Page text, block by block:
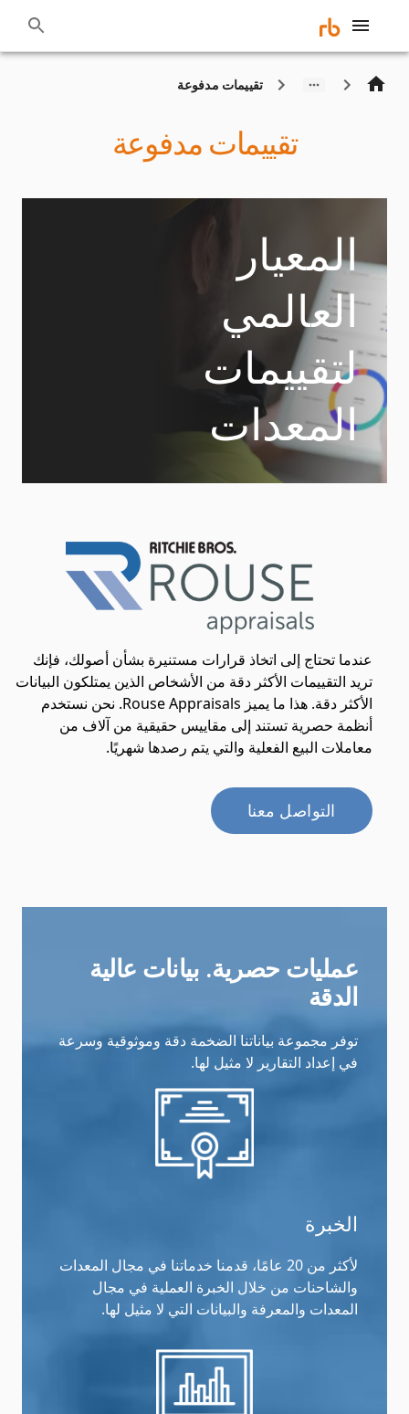
تقييمات مدفوعة
تقييمات مدفوعة
المعيار
العالمي
لتقييمات
المعدات
عندما تحتاج إلى اتخاذ قرارات مستنيرة بشأن أصولك، فإنك
تريد التقييمات الأكثر دقة من الأشخاص الذين يمتلكون البيانات
الأكثر دقة. هذا ما يميز Rouse Appraisals. نحن نستخدم
أنظمة حصرية تستند إلى مقاييس حقيقية من آلاف من
معاملات البيع الفعلية والتي يتم رصدها شهريًا.
التواصل معنا
عمليات حصرية. بيانات عالية
الدقة
توفر مجموعة بياناتنا الضخمة دقة وموثوقية وسرعة
في إعداد التقارير لا مثيل لها.
الخبرة
لأكثر من 20 عامًا، قدمنا خدماتنا في مجال المعدات
والشاحنات من خلال الخبرة العملية في مجال
المعدات والمعرفة والبيانات التي لا مثيل لها.